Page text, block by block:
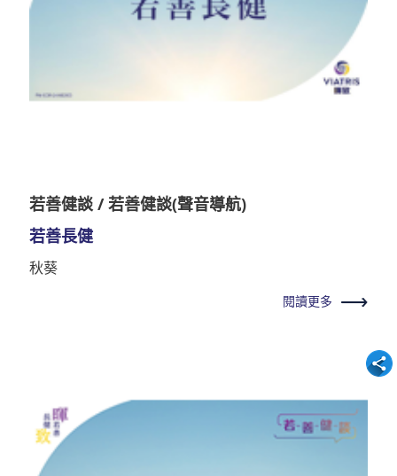
若善健談 / 若善健談(聲音導航)
若善長健
秋葵
閱讀更多